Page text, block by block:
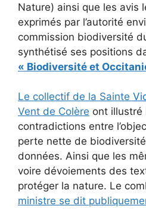
Nature) ainsi que les avis
exprimés par l’autorité
commission biodiversité
synthétisé ses positions
« Biodiversité et
Le collectif de la Sainte
Vent de Colère ont illustré
contradictions entre
perte nette de
données. Ainsi que les
voire dévoiements des
protéger la nature. Le
ministre se dit